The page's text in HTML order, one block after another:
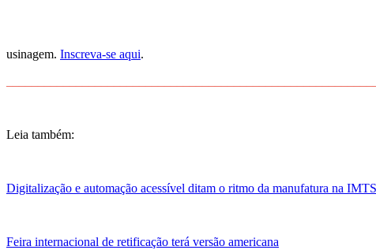
usinagem. Inscreva-se aqui.
Leia também:
Digitalização e automação acessível ditam o ritmo da manufatura na IMTS
Feira internacional de retificação terá versão americana